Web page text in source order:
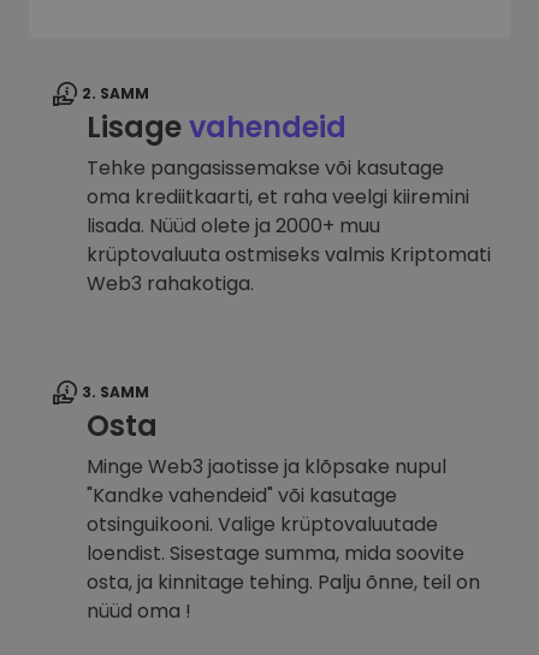
2. SAMM
Lisagevahendeid
Tehke pangasissemakse või kasutage
oma krediitkaarti, et raha veelgi kiiremini
lisada. Nüüd olete ja 2000+ muu
krüptovaluuta ostmiseks valmis Kriptomati
Web3 rahakotiga.
3. SAMM
Osta
Minge Web3 jaotisse ja klõpsake nupul
"Kandke vahendeid" või kasutage
otsinguikooni. Valige krüptovaluutade
loendist. Sisestage summa, mida soovite
osta, ja kinnitage tehing. Palju õnne, teil on
nüüd oma !